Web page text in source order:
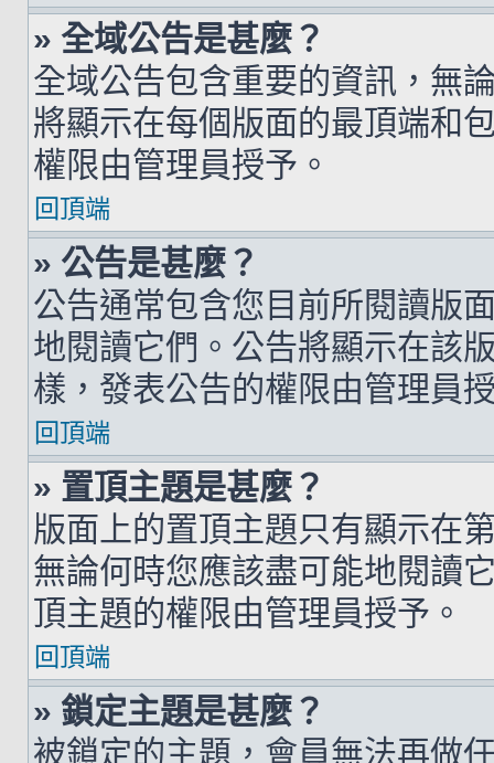
» 全域公告是甚麼？
全域公告包含重要的資訊，無
將顯示在每個版面的最頂端和
權限由管理員授予。
回頂端
» 公告是甚麼？
公告通常包含您目前所閱讀版
地閱讀它們。公告將顯示在該
樣，發表公告的權限由管理員
回頂端
» 置頂主題是甚麼？
版面上的置頂主題只有顯示在
無論何時您應該盡可能地閱讀
頂主題的權限由管理員授予。
回頂端
» 鎖定主題是甚麼？
被鎖定的主題，會員無法再做